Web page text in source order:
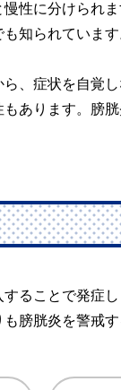
性に分けられ
知られています
、症状を自覚
あります。膀
ることで発症
膀胱炎を警戒